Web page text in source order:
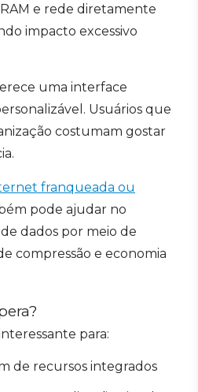
e rede diretamente
impacto excessivo
uma interface
Usuários que
costumam gostar
franqueada ou
pode ajudar no
dados por meio de
compressão e economia
para:
de recursos integrados